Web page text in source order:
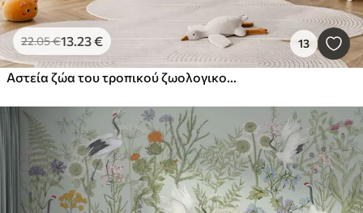
22.05€13.23€ 13
Αστεία ζώα του τροπικού ζωολογικού κήπου της ζούγκλας